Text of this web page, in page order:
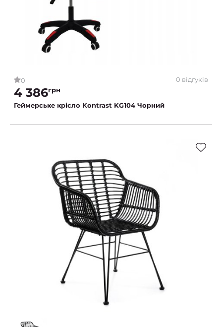
0 0 відгуків
4 386грн
Геймерське крісло Kontrast KG104 Чорний